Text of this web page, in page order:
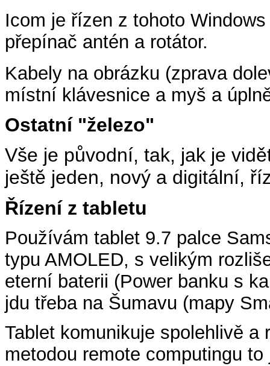
Icom je řízen z tohoto
přepínač antén a rotátor.
Kabely na obrázku (zprava
místní klávesnice a myš a
Ostatní "železo"
Vše je původní, tak, jak je
ještě jeden, nový a digitální,
Řízení z tabletu
Používám tablet 9.7 palce
typu AMOLED, s velikým
eterní baterii (Power banku s
jdu třeba na Šumavu (mapy
Tablet komunikuje spolehlivě
metodou remote computingu